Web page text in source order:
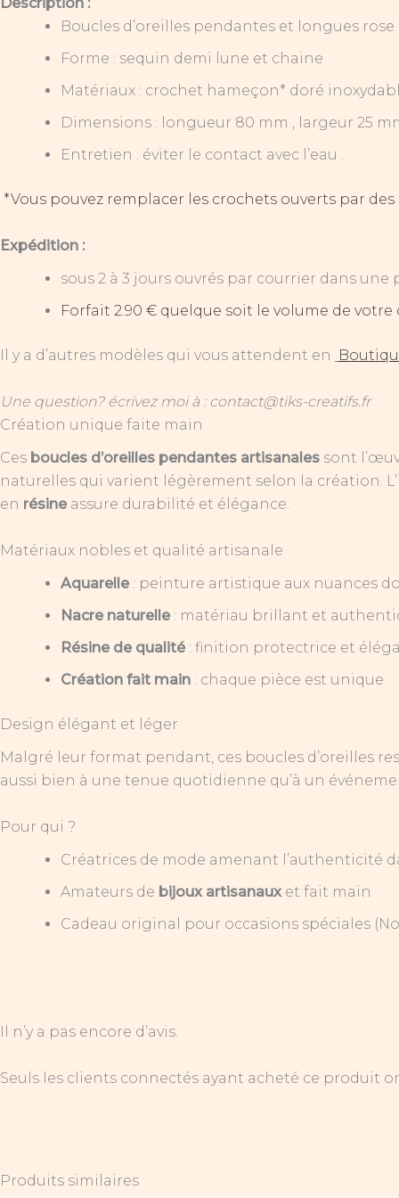
Boucles d’oreilles pendantes et longues rose
Forme : sequin demi lune et chaine
Matériaux : crochet hameçon* doré
Dimensions : longueur 80 mm , largeur 25
Entretien : éviter le contact avec l’eau .
*Vous pouvez remplacer les crochets ouverts par
Expédition :
sous 2 à 3 jours ouvrés par courrier dans
Forfait 2.90 € quelque soit le volume de votre
Il y a d’autres modèles qui vous attendent en
Une question? écrivez moi à : contact@tiks-creatifs.fr
Création unique faite main
Ces boucles d’oreilles pendantes artisanales sont
naturelles qui varient légèrement selon la création.
en résine assure durabilité et élégance.
Matériaux nobles et qualité artisanale
Aquarelle : peinture artistique aux nuances
Nacre naturelle : matériau brillant et
Résine de qualité: finition protectrice et
Création fait main : chaque pièce est unique
Design élégant et léger
Malgré leur format pendant, ces boucles d’oreilles
aussi bien à une tenue quotidienne qu’à un
Pour qui ?
Créatrices de mode amenant l’authenticité
Amateurs de bijoux artisanauxet fait main
Cadeau original pour occasions spéciales
Il n’y a pas encore d’avis.
Seuls les clients connectés ayant acheté ce produit
Produits similaires